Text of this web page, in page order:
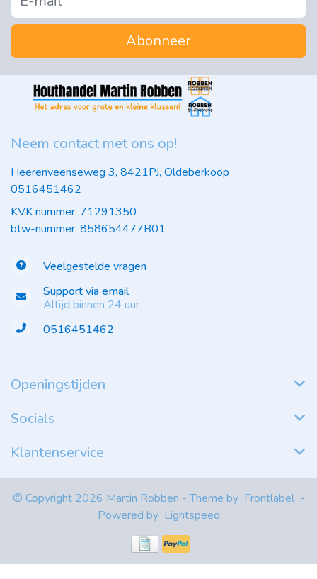
Abonneer
Neem contact met ons op!
Heerenveenseweg 3, 8421PJ, Oldeberkoop
0516451462
KVK nummer: 71291350
btw-nummer: 858654477B01
Veelgestelde vragen
Support via email
Altijd binnen 24 uur
0516451462
Openingstijden
Socials
Klantenservice
© Copyright 2026 Martin Robben - Theme by Frontlabel -
Powered by Lightspeed